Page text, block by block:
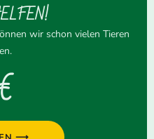
wir schon vielen Tieren